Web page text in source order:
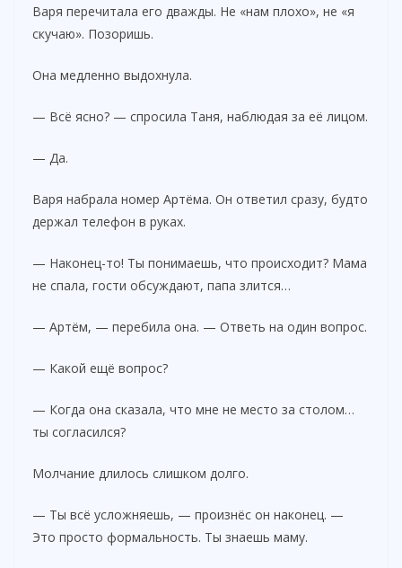
Варя перечитала его дважды. Не «нам плохо», не «я
скучаю». Позоришь.
Она медленно выдохнула.
— Всё ясно? — спросила Таня, наблюдая за её лицом.
— Да.
Варя набрала номер Артёма. Он ответил сразу, будто
держал телефон в руках.
— Наконец-то! Ты понимаешь, что происходит? Мама
не спала, гости обсуждают, папа злится…
— Артём, — перебила она. — Ответь на один вопрос.
— Какой ещё вопрос?
— Когда она сказала, что мне не место за столом…
ты согласился?
Молчание длилось слишком долго.
— Ты всё усложняешь, — произнёс он наконец. —
Это просто формальность. Ты знаешь маму.